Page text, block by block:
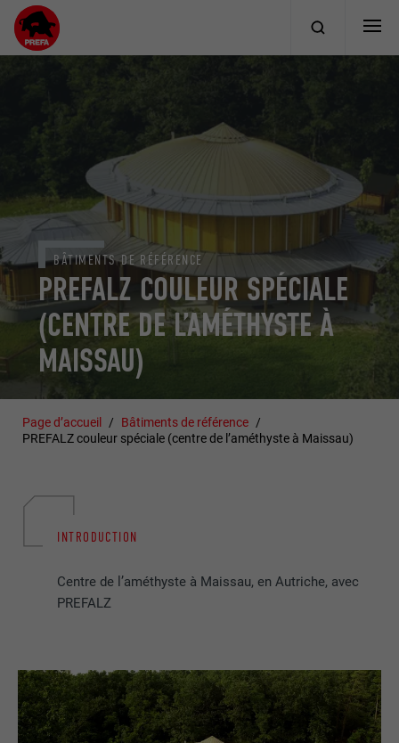
PREFALZ COULEUR SPÉCIALE
(CENTRE DE L’AMÉTHYSTE À
MAISSAU)
BÂTIMENTS DE RÉFÉRENCE
Page d’accueil
Bâtiments de référence
PREFALZ couleur spéciale (centre de l’améthyste à Maissau)
INTRODUCTION
Centre de l’améthyste à Maissau, en Autriche, avec
PREFALZ